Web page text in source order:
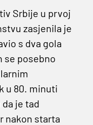
Srbije u prvoj
zasjenila je
s dva gola
se posebno
u 80. minuti
je tad
nakon starta